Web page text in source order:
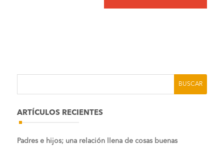
ARTÍCULOS RECIENTES
Padres e hijos; una relación llena de cosas buenas